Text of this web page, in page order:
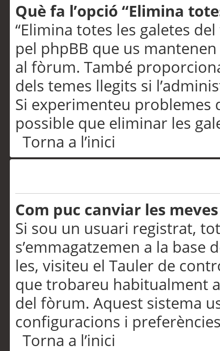
Què fa l’opció “Elimina
“Elimina totes les galetes
pel phpBB que us
al fòrum. També
dels temes llegits si
Si experimenteu problemes
possible que eliminar les
Torna a l’inici
Com puc canviar les
Si sou un usuari registrat,
s’emmagatzemen a la
les, visiteu el Tauler de
que trobareu habitualment
del fòrum. Aquest sistema
configuracions i
Torna a l’inici